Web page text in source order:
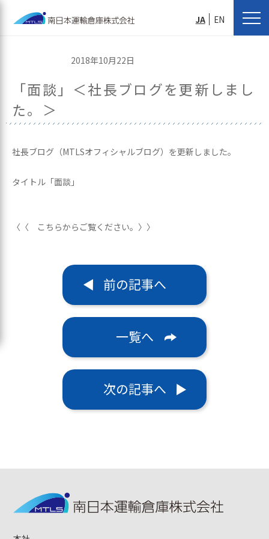
JA EN
2018年10月22日
「面談」＜社長ブログを更新しまし
た。＞
社長ブログ（MTLSオフィシャルブログ）を更新しました。
タイトル「面談」
〈〈 こちらからご覧ください。〉〉
前の記事へ
一覧へ
次の記事へ